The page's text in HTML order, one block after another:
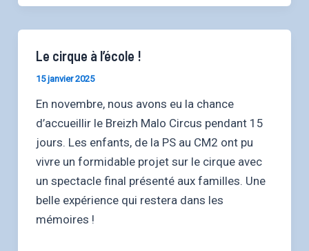
Le cirque à l’école !
15 janvier 2025
En novembre, nous avons eu la chance
d’accueillir le Breizh Malo Circus pendant 15
jours. Les enfants, de la PS au CM2 ont pu
vivre un formidable projet sur le cirque avec
un spectacle final présenté aux familles. Une
belle expérience qui restera dans les
mémoires !